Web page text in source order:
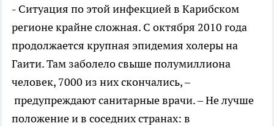
- Ситуация по этой инфекцией в Карибском
регионе крайне сложная. С октября 2010 года
продолжается крупная эпидемия холеры на
Гаити. Там заболело свыше полумиллиона
человек, 7000 из них скончались, –
предупреждают санитарные врачи. – Не лучше
положение и в соседних странах: в